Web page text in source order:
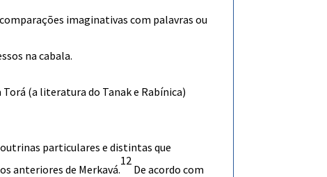
imaginativas com palavras ou
na cabala.
Torá (a literatura do Tanake Rabínica)
particulares e distintas que
anteriores de Merkavá.
12
De acordo com